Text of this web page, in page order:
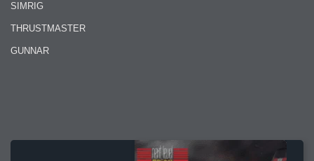
SIMRIG
THRUSTMASTER
GUNNAR